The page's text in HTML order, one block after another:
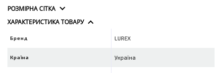
РОЗМІРНА СІТКА
ХАРАКТЕРИСТИКА ТОВАРУ
Бренд LUREX
Країна Україна